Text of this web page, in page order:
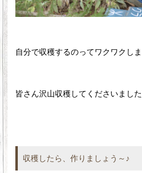
自分で収穫するのってワクワクし
皆さん沢山収穫してくださいまし
収穫したら、作りましょう～♪